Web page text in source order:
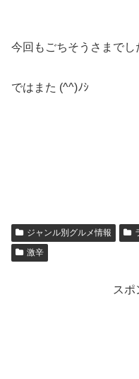
今回もごちそうさまでし
ではまた (^^)ﾉｼ
ジャンル別グルメ情報
激辛
スポ